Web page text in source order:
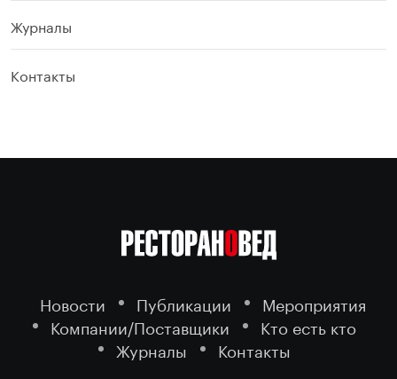
Журналы
Контакты
Новости Публикации
Мероприятия
Компании/Поставщики
Кто есть кто
Журналы
Контакты